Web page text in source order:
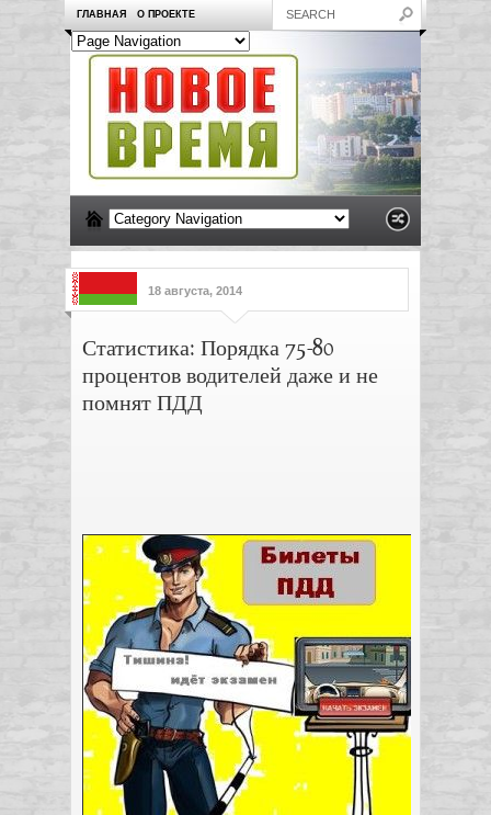
ГЛАВНАЯ О ПРОЕКТЕ
18 августа, 2014
Статистика: Порядка 75-80
процентов водителей даже и не
помнят ПДД